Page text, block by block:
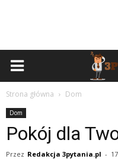
Strona główna Dom
Dom
Pokój dla
Przez Redakcja 3pytania.pl -